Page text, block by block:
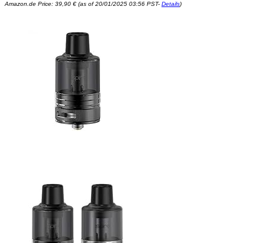
Amazon.de Price: 39,90 € (as of 20/01/2025 03:56 PST- Details)